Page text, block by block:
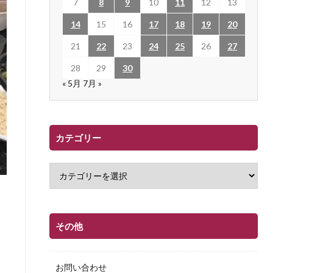
7 8 9 10 11 12 13
14 15 16 17 18 19 20
21 22 23 24 25 26 27
28 29
30
« 5月 7月 »
カテゴリー
その他
お問い合わせ